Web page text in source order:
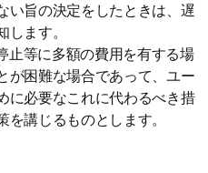
い旨の決定をしたときは、遅
ます。
止等に多額の費用を有する場
が困難な場合であって、ユー
に必要なこれに代わるべき措
講じるものとします。